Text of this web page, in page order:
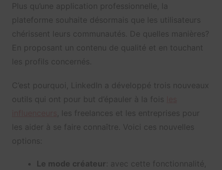
Plus qu’une application professionnelle, la
plateforme souhaite désormais que les utilisateurs
chérissent leurs communautés. De quelles manières?
En proposant un contenu de qualité et en touchant
les profils concernés.
C’est pourquoi, LinkedIn a développé trois nouveaux
outils qui ont pour but d’épauler à la fois
, les freelances et les entreprises pour
les aider à se faire connaître. Voici ces nouvelles
options:
Le mode créateur: avec cette fonctionnalité,